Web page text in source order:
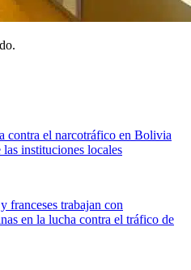
contra el narcotráfico en Bolivia
instituciones locales
franceses trabajan con
en la lucha contra el tráfico de